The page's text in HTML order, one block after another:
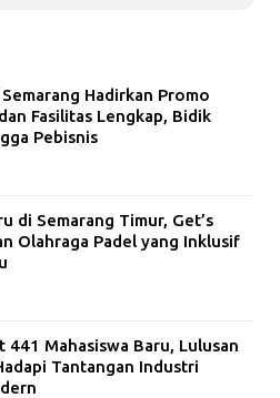
Hadirkan Promo
Fasilitas Lengkap, Bidik
Pebisnis
di Semarang Timur, Get’s
Olahraga Padel yang Inklusif
441 Mahasiswa Baru, Lulusan
Tantangan Industri